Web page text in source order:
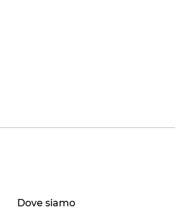
Dove siamo